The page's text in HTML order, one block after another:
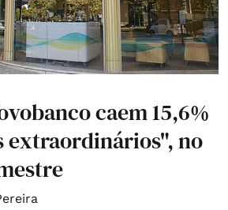
caem 15,6%
extraordinários", no